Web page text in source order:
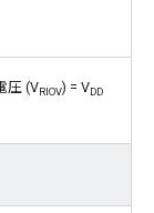
圧 (VRIOV) = VDD